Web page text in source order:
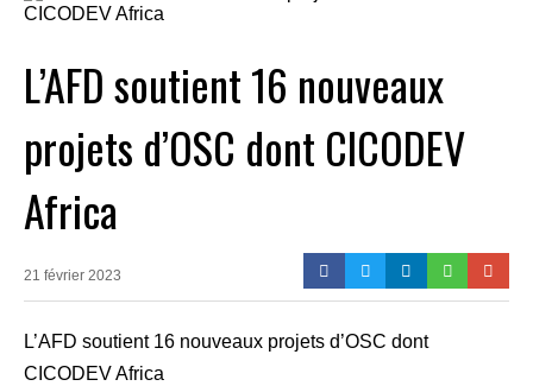
L’AFD soutient 16 nouveaux
projets d’OSC dont CICODEV
Africa
21 février 2023
L’AFD soutient 16 nouveaux projets d’OSC dont
CICODEV Africa